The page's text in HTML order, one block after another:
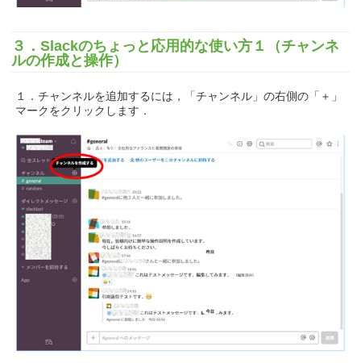
３．Slackのちょっと応用的な使い方１（チャンネ
ルの作成と操作）
１．チャンネルを追加するには，「チャンネル」の右側の「＋」
マークをクリックします．